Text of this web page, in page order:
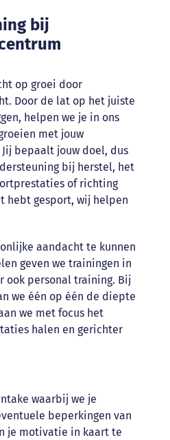
bij
op groei door
Door de lat op het juiste
helpen we je in ons
met jouw
bepaalt jouw doel, dus
bij herstel, het
of richting
hebt gesport, wij helpen
aandacht te kunnen
geven we trainingen in
ook personal training. Bij
we één op één de diepte
we met focus het
halen en gerichter
waarbij we je
beperkingen van
je motivatie in kaart te